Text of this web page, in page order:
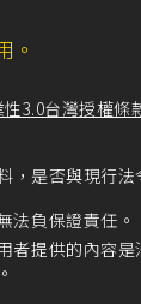
。
3.0台灣授權條
，是否與現行法
法負保證責任。
者提供的內容是